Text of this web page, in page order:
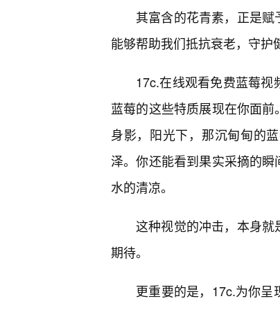
其富含的花青素，正是赋
能够帮助我们抵抗衰老，守护
17c.在线观看免费蓝莓
蓝莓的这些特质展现在你面
身影，阳光下，那沉甸甸的
泽。你还能看到果实采摘的
水的清凉。
这种视觉的冲击，本身
期待。
更重要的是，17c.为你